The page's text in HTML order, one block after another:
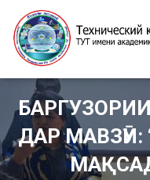
ДАР